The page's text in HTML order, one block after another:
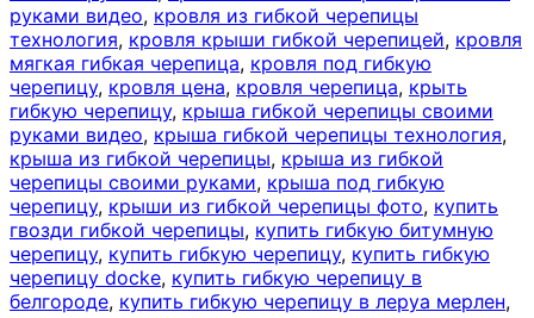
руками видео, кровля из гибкой черепицы
технология, кровля крыши гибкой черепицей, кровля
мягкая гибкая черепица, кровля под гибкую
черепицу, кровля цена, кровля черепица, крыть
гибкую черепицу, крыша гибкой черепицы своими
руками видео, крыша гибкой черепицы технология,
крыша из гибкой черепицы, крыша из гибкой
черепицы своими руками, крыша под гибкую
черепицу, крыши из гибкой черепицы фото, купить
гвозди гибкой черепицы, купить гибкую битумную
черепицу, купить гибкую черепицу, купить гибкую
черепицу docke, купить гибкую черепицу в
белгороде, купить гибкую черепицу в леруа мерлен,